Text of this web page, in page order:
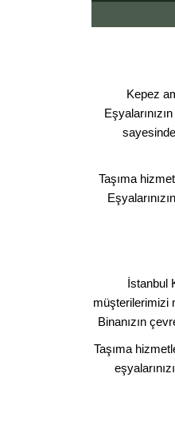
Kepez
Taşıma
İstanbul
müşterilerimizi
Binanızın
Taşıma